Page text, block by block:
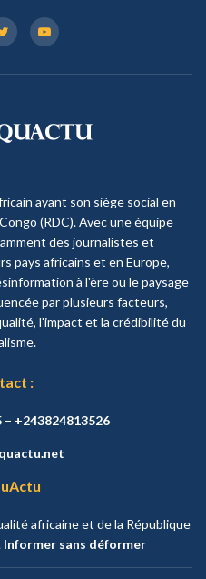
ayant son siège social en
(RDC). Avec une équipe
des journalistes et
pays africains et en Europe,
à l'ère ou le paysage
par plusieurs facteurs,
l'impact et la crédibilité du
:
– +243824813526
africaine et de la République
Informer sans déformer